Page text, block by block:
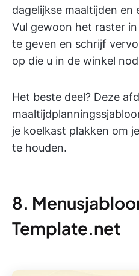
dagelijkse maaltijden en
Vul gewoon het raster
te geven en schrijf
op die u in de winkel
Het beste deel? Deze
je koelkast plakken om
te houden.
8.
Template.net